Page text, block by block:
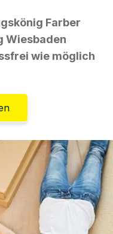
Farber
Wiesbaden
wie möglich